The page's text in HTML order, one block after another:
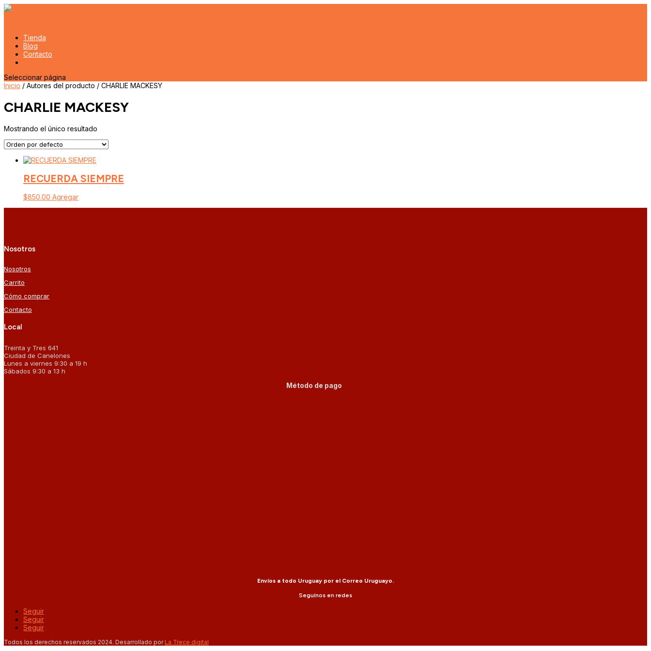
Tienda
Blog
Contacto
Seleccionar página
Inicio / Autores del producto / CHARLIE MACKESY
CHARLIE MACKESY
Mostrando el único resultado
RECUERDA SIEMPRE
$850.00 Agregar
Nosotros
Nosotros
Carrito
Cómo comprar
Contacto
Local
Treinta y Tres 641
Ciudad de Canelones
Lunes a viernes 9:30 a 19 h
Sábados 9:30 a 13 h
Método de pago
Envíos a todo Uruguay por el Correo Uruguayo.
Seguínos en redes
Seguir
Seguir
Seguir
Todos los derechos reservados 2024. Desarrollado por La Trece digital